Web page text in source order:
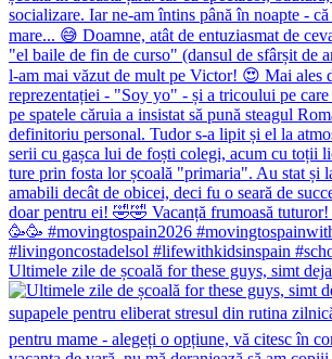
Ultimele zile de școală for these guys, simt deja